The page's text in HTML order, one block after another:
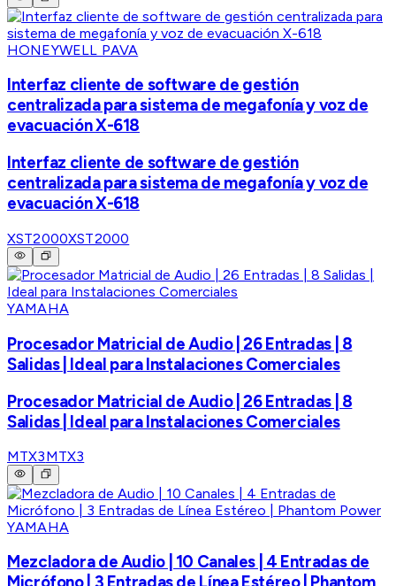
HONEYWELL PAVA
Interfaz cliente de software de gestión
centralizada para sistema de megafonía y voz de
evacuación X-618
Interfaz cliente de software de gestión
centralizada para sistema de megafonía y voz de
evacuación X-618
XST2000XST2000
YAMAHA
Procesador Matricial de Audio | 26 Entradas | 8
Salidas | Ideal para Instalaciones Comerciales
Procesador Matricial de Audio | 26 Entradas | 8
Salidas | Ideal para Instalaciones Comerciales
MTX3MTX3
YAMAHA
Mezcladora de Audio | 10 Canales | 4 Entradas de